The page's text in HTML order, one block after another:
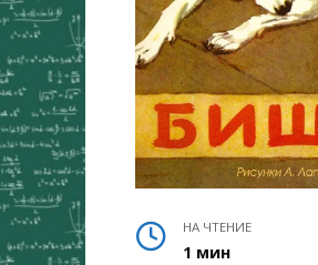
НА ЧТЕНИЕ
1 мин